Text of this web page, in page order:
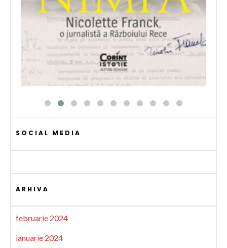
SOCIAL MEDIA
ARHIVA
februarie 2024
ianuarie 2024